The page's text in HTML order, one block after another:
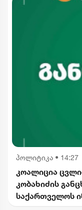
პოლიტიკა • 14:27
კოალიცია
კობახიძის
საქართველოს